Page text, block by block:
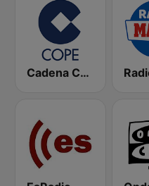
Cadena COPE